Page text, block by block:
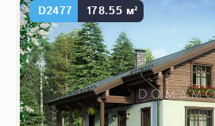
D2477 178.55 м²